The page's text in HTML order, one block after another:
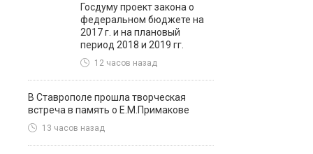
Госдуму проект закона о
федеральном бюджете на
2017 г. и на плановый
период 2018 и 2019 гг.
12 часов назад
В Ставрополе прошла творческая
встреча в память о Е.М.Примакове
13 часов назад